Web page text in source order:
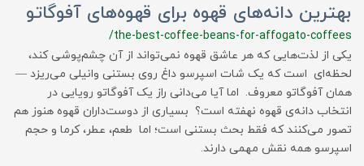
بهترین دانه‌های قهوه برای قهوه‌های آفوگاتو
/the-best-coffee-beans-for-affogato-coffees
یکی از لذت‌هایی که هر عاشق قهوه نمی‌تواند از آن چشم‌پوشی کند،
لحظه‌ای است که یک شات اسپرسو داغ روی بستنی وانیلی می‌ریزد —
همان آفوگاتو معروف. اما آیا می‌دانی راز یک آفوگاتو رویایی در
انتخاب دانه‌ی قهوه نهفته است؟ بسیاری از دوست‌داران قهوه هنوز هم
تصور می‌کنند که فقط بحث بستنی است؛ اما طعم، عطر، کرما و حجم
اسپرسو همه نقش مهمی دارند.